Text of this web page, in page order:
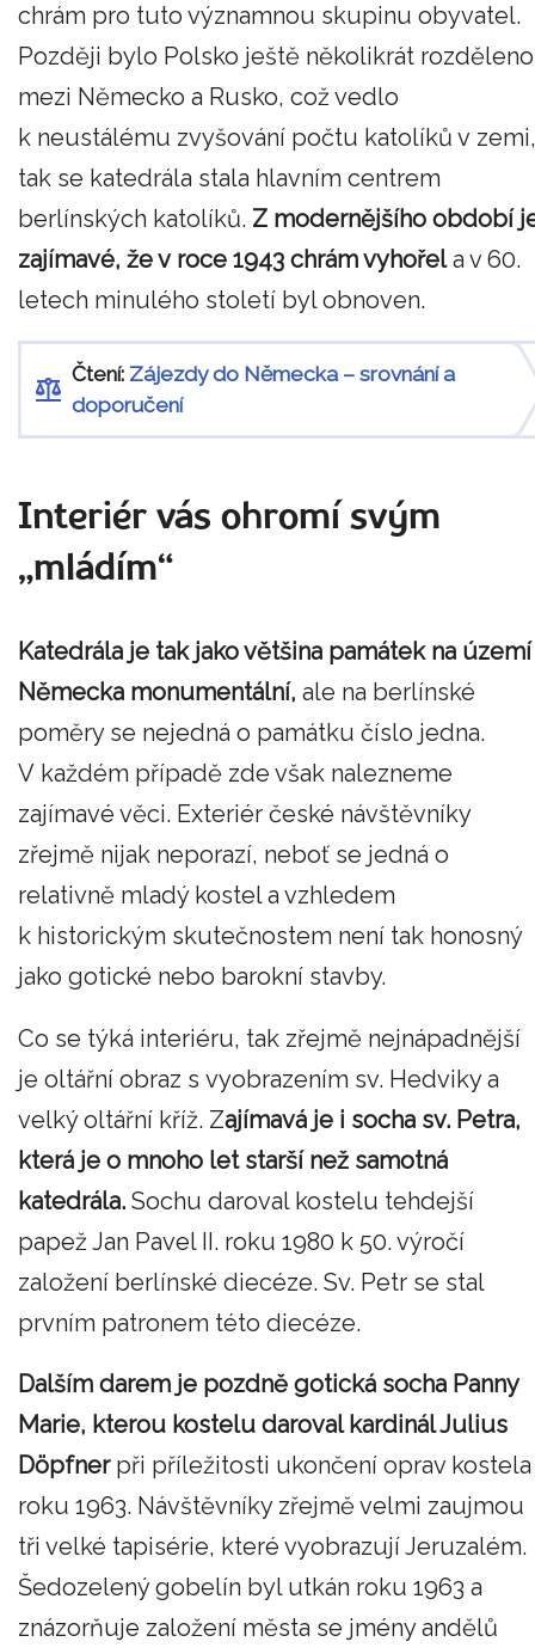
chrám pro tuto významnou skupinu obyvatel.
Později bylo Polsko ještě několikrát rozděleno
mezi Německo a Rusko, což vedlo
k neustálému zvyšování počtu katolíků v zemi,
tak se katedrála stala hlavním centrem
berlínských katolíků. Z modernějšího období
zajímavé, že v roce 1943 chrám vyhořela v 60.
letech minulého století byl obnoven.
Čtení: Zájezdy do Německa – srovnání a
doporučení
Interiér vás ohromí svým
„mládím“
Katedrála je tak jako většina památek na území
Německa monumentální, ale na berlínské
poměry se nejedná o památku číslo jedna.
V každém případě zde však nalezneme
zajímavé věci. Exteriér české návštěvníky
zřejmě nijak neporazí, neboť se jedná o
relativně mladý kostel a vzhledem
k historickým skutečnostem není tak honosný
jako gotické nebo barokní stavby.
Co se týká interiéru, tak zřejmě nejnápadnější
je oltářní obraz s vyobrazením sv. Hedviky a
velký oltářní kříž. Zajímavá je i socha sv. Petra,
která je o mnoho let starší než samotná
katedrála. Sochu daroval kostelu tehdejší
papež Jan Pavel II. roku 1980 k 50. výročí
založení berlínské diecéze. Sv. Petr se stal
prvním patronem této diecéze.
Dalším darem je pozdně gotická socha Panny
Marie, kterou kostelu daroval kardinál Julius
Döpfnerpři příležitosti ukončení oprav kostela
roku 1963. Návštěvníky zřejmě velmi zaujmou
tři velké tapisérie, které vyobrazují Jeruzalém.
Šedozelený gobelín byl utkán roku 1963 a
znázorňuje založení města se jmény andělů